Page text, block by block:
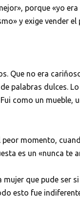
porque «yo
y exige vender
Que no era
palabras dulces.
como un mueble,
momento,
es un «nunca te
que pude ser
esto fue